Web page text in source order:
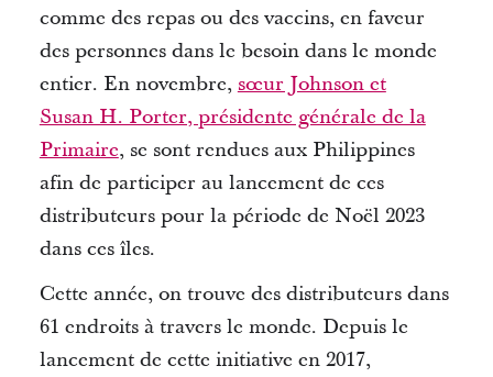
comme des repas ou des vaccins, en faveur
des personnes dans le besoin dans le monde
entier. En novembre, sœur Johnson et
Susan H. Porter, présidente générale de la
Primaire, se sont rendues aux Philippines
afin de participer au lancement de ces
distributeurs pour la période de Noël 2023
dans ces îles.
Cette année, on trouve des distributeurs dans
61 endroits à travers le monde. Depuis le
lancement de cette initiative en 2017,